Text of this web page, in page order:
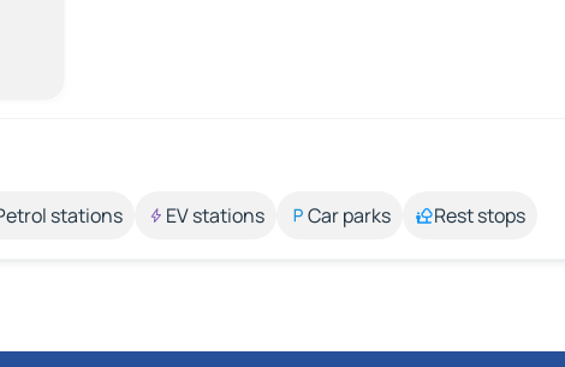
stations EV stations Car parks Rest stops